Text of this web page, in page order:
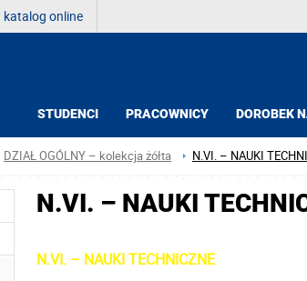
katalog online
STUDENCI PRACOWNICY DOROBEK
DZIAŁ OGÓLNY – kolekcja żółta N.VI. – NAUKI
N.VI. – NAUKI
N.VI. – NAUKI TECHNICZNE